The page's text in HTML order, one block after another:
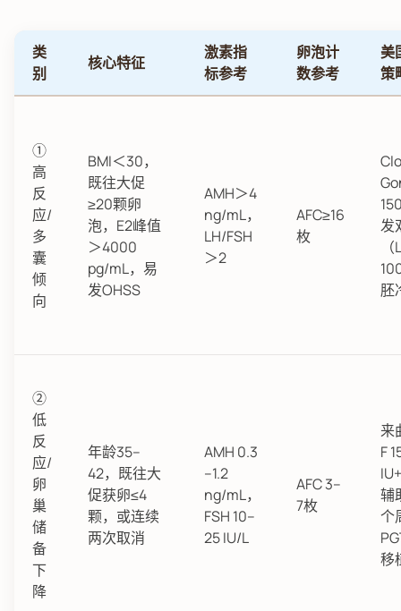
类
别
核心特征
激素指
标参考
卵泡计
数参考
美
策
①
高
反
应/
多
囊
倾
向
BMI＜30，
既往大促
≥20颗卵
泡，E2峰值
＞4000
pg/mL，易
发OHSS
AMH＞4
ng/mL，
LH/FSH
＞2
AFC≥16
枚
发
胚
②
低
反
应/
卵
巢
储
备
下
降
年龄35–
42，既往大
促获卵≤4
颗，或连续
两次取消
AMH 0.3
–1.2
ng/mL，
FSH 10–
25 IU/L
AFC 3–
7枚
来
F
辅
个
移